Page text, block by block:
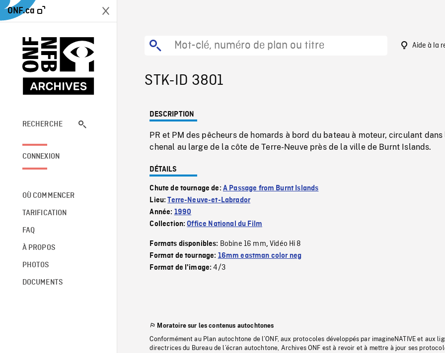
ONF.ca
RECHERCHE
CONNEXION
OÙ COMMENCER
TARIFICATION
FAQ
À PROPOS
PHOTOS
DOCUMENTS
Aide à la
STK-ID 3801
DESCRIPTION
PR et PM des pêcheurs de homards à bord du bateau à moteur, circulant dans
chenal au large de la côte de Terre-Neuve près de la ville de Burnt Islands.
DÉTAILS
Chute de tournage de: A Passage from Burnt Islands
Lieu:Terre-Neuve-et-Labrador
Année: 1990
Collection:Office National du Film
Formats disponibles: Bobine 16 mm,Vidéo Hi 8
Format de tournage: 16mm eastman color neg
Format de l'image:4/3
Moratoire sur les contenus autochtones
Conformément au Plan autochtone de l’ONF, aux protocoles développés par imagineNATIVE et aux
directrices du Bureau de l’écran autochtone, Archives ONF est à revoir et à mettre à jour ses